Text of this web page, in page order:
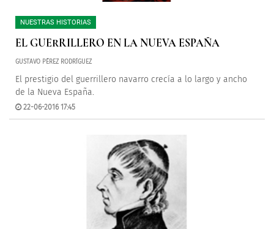
NUESTRAS HISTORIAS
EL GUERRILLERO EN LA NUEVA ESPAÑA
GUSTAVO PÉREZ RODRÍGUEZ
El prestigio del guerrillero navarro crecía a lo largo y ancho
de la Nueva España.
22-06-2016 17:45